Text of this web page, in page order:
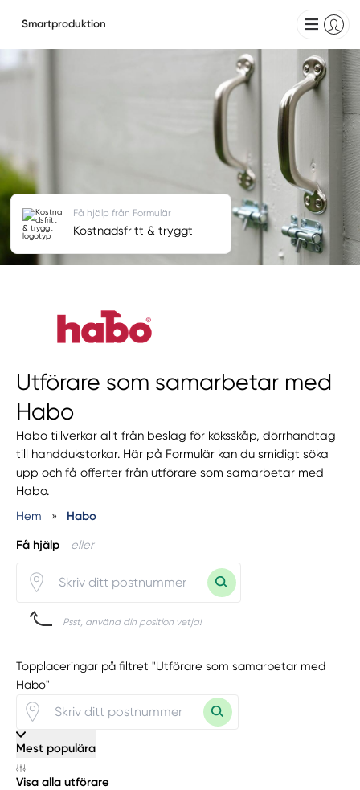
Smartproduktion
Utförare som samarbetar med
Habo
Habo tillverkar allt från beslag för köksskåp, dörrhandtag
till handdukstorkar. Här på Formulär kan du smidigt söka
upp och få offerter från utförare som samarbetar med
Habo.
Hem
» Habo
Få hjälp eller
Psst, använd din position vetja!
Få hjälp från Formulär
Kostnadsfritt & tryggt
Topplaceringar på filtret "Utförare som samarbetar med
Habo"
Mest populära
Visa alla utförare